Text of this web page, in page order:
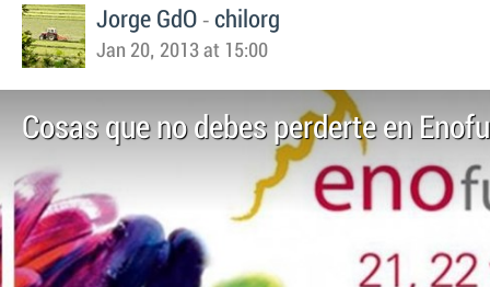
Jorge GdO - chilorg
Jan 20, 2013 at 15:00
Cosas que no debes perderte en